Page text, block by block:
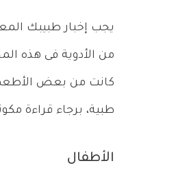
يجب إخبار طبيبك
من الأدوية فى هذه
كانت من بعض الأطعمة
طبية، برجاء قراءة
الأطفال